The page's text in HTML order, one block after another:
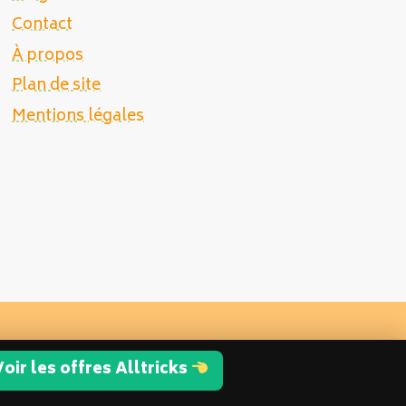
Contact
À propos
Plan de site
Mentions légales
les offres Alltricks